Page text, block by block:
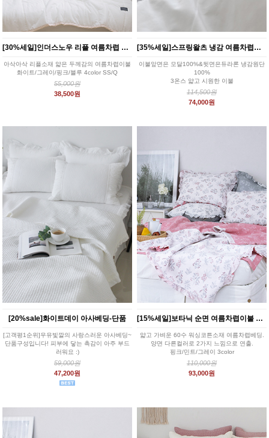
[30%세일]인더스노우 리플 여름차렵 이불세트 4color
아삭아삭 리플소재 얇은 두께감의 여름차렵이불
화이트/그레이/핑크/블루 4color SS/Q
55,000원
38,500원
[35%세일]스프링왈츠 냉감 여름차렵이불_2color
이불앞면은 모달100%&뒷면은듀라론 냉감원단
100%
3온스 얇고 시원한 이불
114,500원
74,000원
[20%sale]화이트데이 아사베딩-단품
[고객평1순위]우유빛깔의 사랑스러운 아사베딩~
단품구성입니다! 피부에 닿는 촉감이 아주 부드
러워요 :)
59,000원
47,200원
[15%세일]보타닉 순면 여름차렵이불 3color Q
얇고 가벼운 60수 워싱코튼소재 여름차렵베딩.
양면 다른컬러로 2가지 느낌으로 연출.
핑크/민트/그레이 3color
110,000원
93,000원